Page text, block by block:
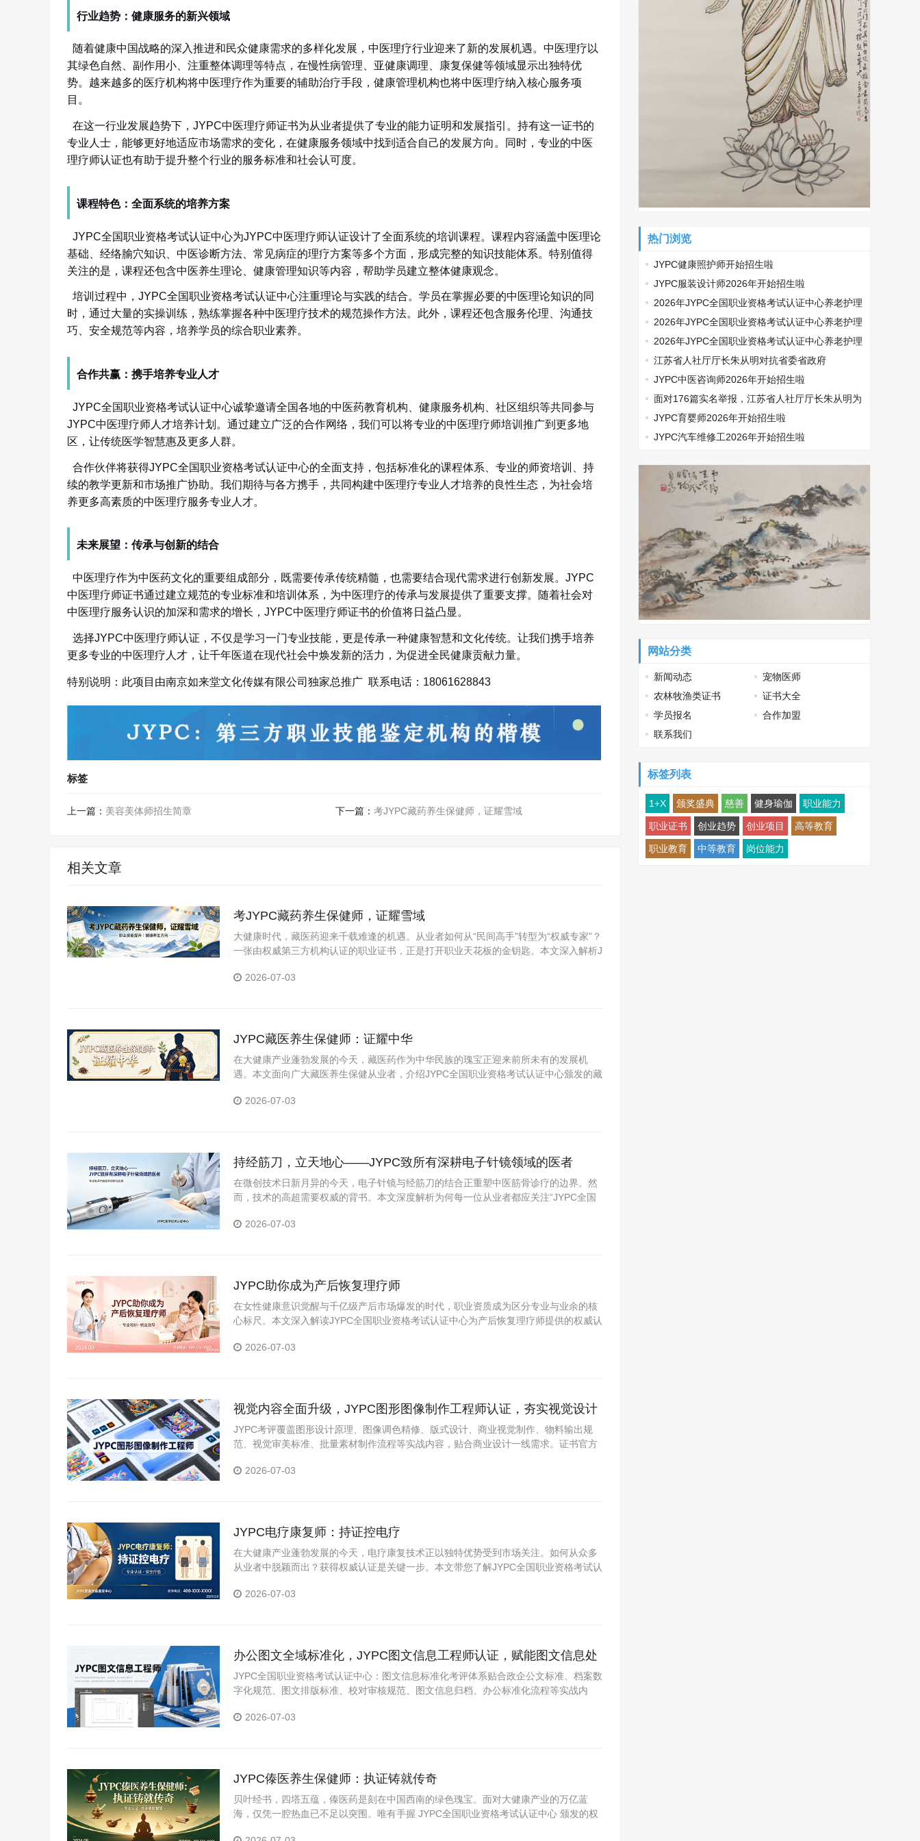
行业趋势：健康服务的新兴领域
随着健康中国战略的深入推进和民众健康需求的多样化发展，中医理疗行业迎来了新的发展机遇。中医理疗以
其绿色自然、副作用小、注重整体调理等特点，在慢性病管理、亚健康调理、康复保健等领域显示出独特优
势。越来越多的医疗机构将中医理疗作为重要的辅助治疗手段，健康管理机构也将中医理疗纳入核心服务项
目。
在这一行业发展趋势下， JYPC中医理疗师证书为从业者提供了专业的能力证明和发展指引。持有这一证书的
专业人士，能够更好地适应市场需求的变化，在健康服务领域中找到适合自己的发展方向。同时，专业的中医
理疗师认证也有助于提升整个行业的服务标准和社会认可度。
课程特色：全面系统的培养方案
JYPC全国职业资格考试认证中心为JYPC中医理疗师认证设计了全面系统的培训课程。课程内容涵盖中医理论
基础、经络腧穴知识、中医诊断方法、常见病症的理疗方案等多个方面，形成完整的知识技能体系。特别值得
关注的是，课程还包含中医养生理论、健康管理知识等内容，帮助学员建立整体健康观念。
培训过程中， JYPC全国职业资格考试认证中心注重理论与实践的结合。学员在掌握必要的中医理论知识的同
时，通过大量的实操训练，熟练掌握各种中医理疗技术的规范操作方法。此外，课程还包含服务伦理、沟通技
巧、安全规范等内容，培养学员的综合职业素养。
合作共赢：携手培养专业人才
JYPC全国职业资格考试认证中心诚挚邀请全国各地的中医药教育机构、健康服务机构、社区组织等共同参与
JYPC中医理疗师人才培养计划。通过建立广泛的合作网络，我们可以将专业的中医理疗师培训推广到更多地
区，让传统医学智慧惠及更多人群。
合作伙伴将获得JYPC全国职业资格考试认证中心的全面支持，包括标准化的课程体系、专业的师资培训、持
续的教学更新和市场推广协助。我们期待与各方携手，共同构建中医理疗专业人才培养的良性生态，为社会培
养更多高素质的中医理疗服务专业人才。
未来展望：传承与创新的结合
中医理疗作为中医药文化的重要组成部分，既需要传承传统精髓，也需要结合现代需求进行创新发展。
JYPC
中医理疗师证书通过建立规范的专业标准和培训体系，为中医理疗的传承与发展提供了重要支撑。随着社会对
中医理疗服务认识的加深和需求的增长，JYPC中医理疗师证书的价值将日益凸显。
选择JYPC中医理疗师认证，不仅是学习一门专业技能，更是传承一种健康智慧和文化传统。让我们携手培养
更多专业的中医理疗人才，让千年医道在现代社会中焕发新的活力，为促进全民健康贡献力量。
特别说明：此项目由南京如来堂文化传媒有限公司独家总推广 联系电话：18061628843
标签
上一篇： 美容美体师招生简章 下一篇： 考JYPC藏药养生保健师，证耀雪域
相关文章
考JYPC藏药养生保健师，证耀雪域
大健康时代，藏医药迎来千载难逢的机遇。从业者如何从“民间高手”转型为“权威专家”？
一张由权威第三方机构认证的职业证书，正是打开职业天花板的金钥匙。本文深入解析J
2026-07-03
JYPC藏医养生保健师：证耀中华
在大健康产业蓬勃发展的今天，藏医药作为中华民族的瑰宝正迎来前所未有的发展机
遇。本文面向广大藏医养生保健从业者，介绍JYPC全国职业资格考试认证中心颁发的藏
2026-07-03
持经筋刀，立天地心——JYPC致所有深耕电子针镜领域的医者
在微创技术日新月异的今天，电子针镜与经筋刀的结合正重塑中医筋骨诊疗的边界。然
而，技术的高超需要权威的背书。本文深度解析为何每一位从业者都应关注“JYPC全国
2026-07-03
JYPC助你成为产后恢复理疗师
在女性健康意识觉醒与千亿级产后市场爆发的时代，职业资质成为区分专业与业余的核
心标尺。本文深入解读JYPC全国职业资格考试认证中心为产后恢复理疗师提供的权威认
2026-07-03
视觉内容全面升级，JYPC图形图像制作工程师认证，夯实视觉设计
职场硬资质
JYPC考评覆盖图形设计原理、图像调色精修、版式设计、商业视觉制作、物料输出规
范、视觉审美标准、批量素材制作流程等实战内容，贴合商业设计一线需求。证书官方
2026-07-03
JYPC电疗康复师：持证控电疗
在大健康产业蓬勃发展的今天，电疗康复技术正以独特优势受到市场关注。如何从众多
从业者中脱颖而出？获得权威认证是关键一步。本文带您了解JYPC全国职业资格考试认
展。2026-07-03
办公图文全域标准化，JYPC图文信息工程师认证，赋能图文信息处
理人才规范进阶
JYPC全国职业资格考试认证中心：图文信息标准化考评体系贴合政企公文标准、档案数
字化规范、图文排版标准、校对审核规范、图文信息归档、办公标准化流程等实战内
适用于求职、晋升、档案项目配套、学分认定等
2026-07-03
JYPC傣医养生保健师：执证铸就传奇
贝叶经书，四塔五蕴，傣医药是刻在中国西南的绿色瑰宝。面对大健康产业的万亿蓝
海，仅凭一腔热血已不足以突围。唯有手握 JYPC全国职业资格考试认证中心 颁发的权
热门浏览
JYPC健康照护师开始招生啦
JYPC服装设计师2026年开始招生啦
2026年JYPC全国职业资格考试认证中心养老护理
师开始报名啦
2026年JYPC全国职业资格考试认证中心养老护理
师开始报名啦
2026年JYPC全国职业资格考试认证中心养老护理
师开始报名啦
江苏省人社厅厅长朱从明对抗省委省政府
JYPC中医咨询师2026年开始招生啦
面对176篇实名举报，江苏省人社厅厅长朱从明为
何选择沉默
JYPC育婴师2026年开始招生啦
JYPC汽车维修工2026年开始招生啦
网站分类
新闻动态
宠物医师
农林牧渔类证书
证书大全
学员报名
合作加盟
联系我们
标签列表
1+X 颁奖盛典 慈善 健身瑜伽 职业能力
职业证书 创业趋势 创业项目 高等教育
职业教育 中等教育 岗位能力